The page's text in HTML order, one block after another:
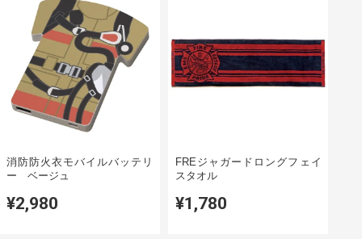
消防防火衣モバイルバッテリ
ー ベージュ
¥2,980
FREジャガードロングフェイ
スタオル
¥1,780